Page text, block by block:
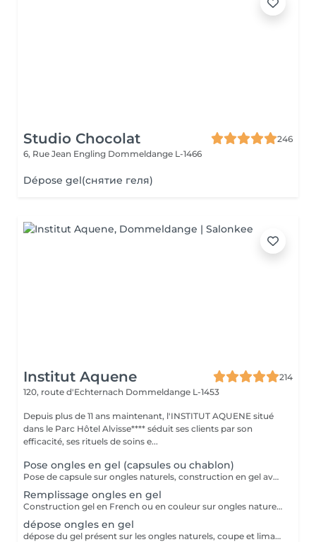
Studio Chocolat
246
6, Rue Jean Engling Dommeldange L-1466
Dépose gel(снятие геля)
Institut Aquene
214
120, route d'Echternach Dommeldange L-1453
Depuis plus de 11 ans maintenant, l'INSTITUT AQUENE situé
dans le Parc Hôtel Alvisse**** séduit ses clients par son
efficacité, ses rituels de soins e...
Pose ongles en gel (capsules ou chablon)
Pose de capsule sur ongles naturels, construction en gel avec French ou couleur. Pour des ongles plus long. Tiens entre 3 à 4 semaines avant de faire le remplissage
Remplissage ongles en gel
Construction gel en French ou en couleur sur ongles naturels.
dépose ongles en gel
dépose du gel présent sur les ongles naturels, coupe et limage des ongles naturels